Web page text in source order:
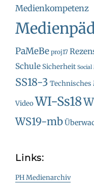
Medienkompetenz
PaMeBe proj17
Schule Sicherheit Social
SS18-3 Technisches
VideoWI-Ss18
WS19-mb
Links:
PH Medienarchiv